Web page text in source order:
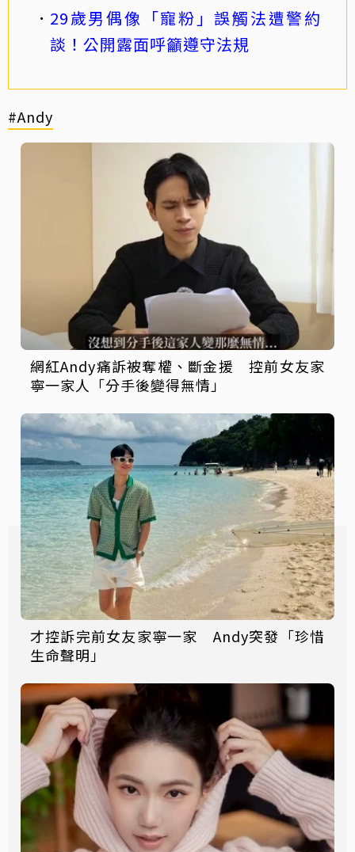
29歲男偶像「寵粉」誤觸法遭警約
談！公開露面呼籲遵守法規
#Andy
網紅Andy痛訴被奪權、斷金援 控前女友家
寧一家人「分手後變得無情」
才控訴完前女友家寧一家 Andy突發「珍惜
生命聲明」